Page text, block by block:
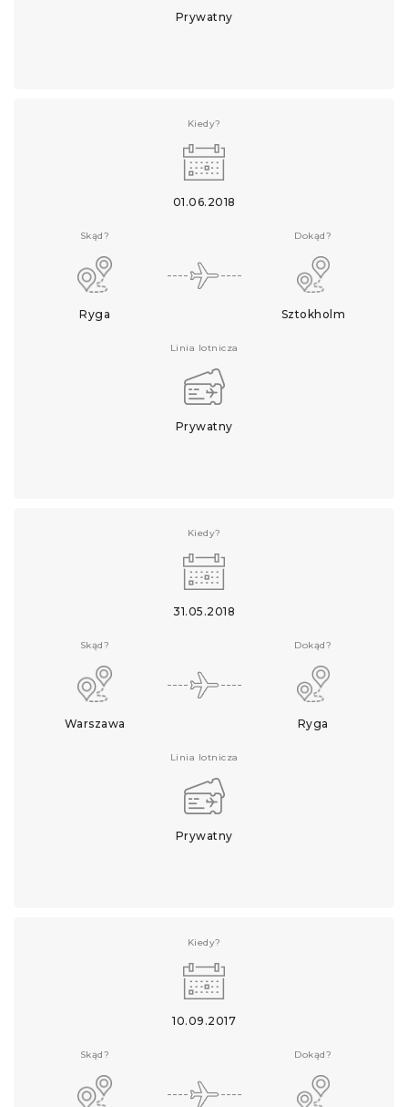
Prywatny
Kiedy?
01.06.2018
Skąd?
Ryga
Dokąd?
Sztokholm
Linia lotnicza
Prywatny
Kiedy?
31.05.2018
Skąd?
Warszawa
Dokąd?
Ryga
Linia lotnicza
Prywatny
Kiedy?
10.09.2017
Skąd? Dokąd?